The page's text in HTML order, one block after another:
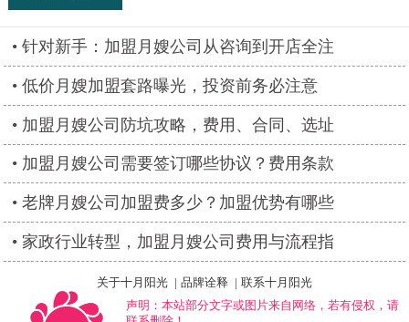
针对新手：加盟月嫂公司从咨询到开店全注
低价月嫂加盟套路曝光，投资前务必注意
加盟月嫂公司防坑攻略，费用、合同、选址
加盟月嫂公司需要签订哪些协议？费用条款
老牌月嫂公司加盟费多少？加盟优势有哪些
家政行业转型，加盟月嫂公司费用与流程指
关于十月阳光 | 品牌诠释 | 联系十月阳光
声明：本站部分文字或图片来自网络，若有侵权，请